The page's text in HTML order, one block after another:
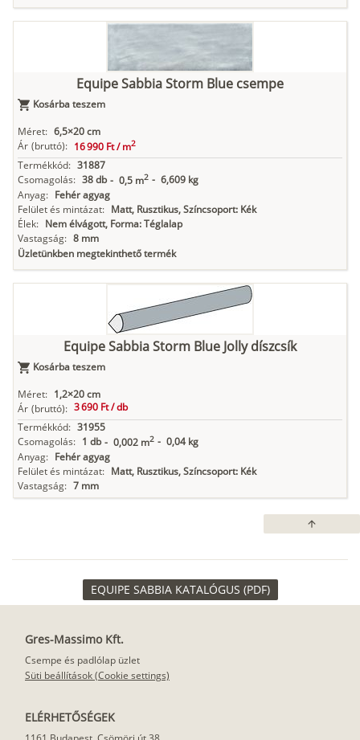
Equipe Sabbia Storm Blue csempe
Kosárba teszem
Méret: 6,5×20 cm
Ár (bruttó): 16 990 Ft /m2
Termékkód: 31887
Csomagolás: 38 db - 0,5 m2 - 6,609 kg
Anyag: Fehér agyag
Felület és mintázat: Matt, Rusztikus, Színcsoport: Kék
Élek: Nem élvágott, Forma: Téglalap
Vastagság: 8 mm
Üzletünkben megtekinthető termék
Equipe Sabbia Storm Blue Jolly díszcsík
Kosárba teszem
Méret: 1,2×20 cm
Ár (bruttó): 3 690 Ft /db
Termékkód: 31955
Csomagolás: 1 db - 0,002 m2 - 0,04 kg
Anyag: Fehér agyag
Felület és mintázat: Matt, Rusztikus, Színcsoport: Kék
Vastagság: 7 mm
arrow_upward
EQUIPE SABBIA KATALÓGUS (PDF)
Gres-Massimo Kft.
Csempe és padlólap üzlet
Süti beállítások (Cookie settings)
ELÉRHETŐSÉGEK